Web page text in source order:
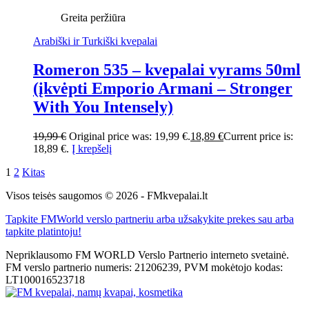
Greita peržiūra
Arabiški ir Turkiški kvepalai
Romeron 535 – kvepalai vyrams 50ml
(įkvėpti Emporio Armani – Stronger
With You Intensely)
19,99€ Original price was: 19,99 €.18,89 €Current price is:
18,89 €. Į krepšelį
1 2 Kitas
Visos teisės saugomos © 2026 - FMkvepalai.lt
Tapkite FMWorld verslo partneriu arba užsakykite prekes sau arba
tapkite platintoju!
Nepriklausomo FM WORLD Verslo Partnerio interneto svetainė.
FM verslo partnerio numeris: 21206239, PVM mokėtojo kodas:
LT100016523718